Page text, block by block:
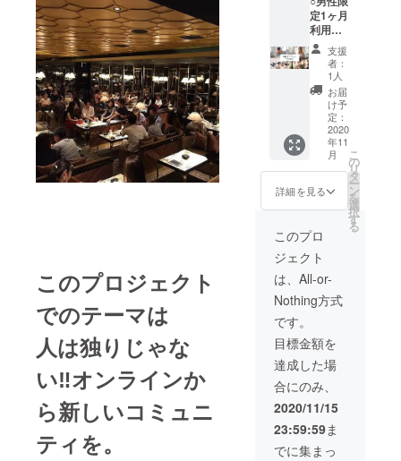
このプロジェクト
でのテーマは
人は独りじゃな
い‼️オンラインか
ら新しいコミュニ
ティを。
月1ヶ月
3980円
を2ヶ月
利用可
能（実
質
75%off
定1ヶ月
利用料
金 定
額制
3980円
のとこ
ろを2ヶ
月利用
可能
（実質
50％off
）
支援
者：
1人
お届
け予
定：
2020
年11
月
詳細を見る
こ
の
リ
タ
ー
ン
を
選
択
す
る
このプロ
ジェクト
は、All-or-
Nothing方式
です。
目標金額を
達成した場
合にのみ、
2020/11/15
23:59:59ま
でに集まっ